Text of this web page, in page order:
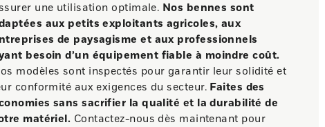
une utilisation optimale. Nos bennes sont
aux petits exploitants agricoles, aux
de paysagisme et aux professionnels
besoin d’un équipement fiable à moindre coût.
modèles sont inspectés pour garantir leur solidité et
conformité aux exigences du secteur. Faites des
sans sacrifier la qualité et la durabilité de
matériel. Contactez-nous dès maintenant pour